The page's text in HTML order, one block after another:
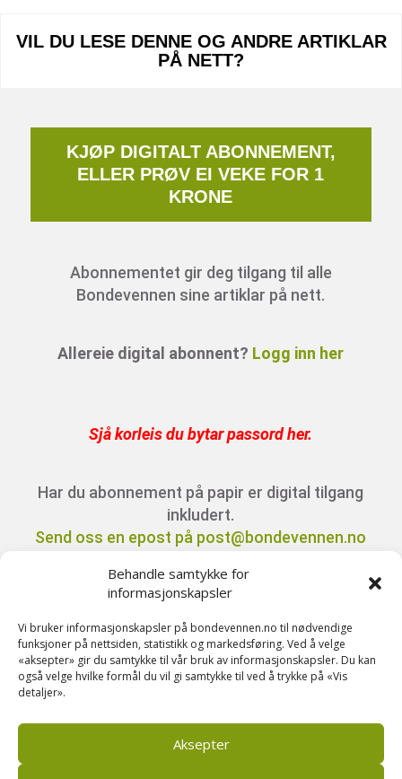
Behandle samtykke for
informasjonskapsler
Vi bruker informasjonskapsler på bondevennen.no til nødvendige
funksjoner på nettsiden, statistikk og markedsføring. Ved å velge
«aksepter» gir du samtykke til vår bruk av informasjonskapsler. Du kan
også velge hvilke formål du vil gi samtykke til ved å trykke på «Vis
detaljer».
Aksepter
VIL DU LESE DENNE OG ANDRE ARTIKLAR
PÅ NETT?
KJØP DIGITALT ABONNEMENT,
ELLER PRØV EI VEKE FOR 1
KRONE
Abonnementet gir deg tilgang til alle
Bondevennen sine artiklar på nett.
Allereie digital abonnent? Logg inn her
Sjå korleis du bytar passord her.
Har du abonnement på papir er digital tilgang
inkludert.
Send oss en epost på post@bondevennen.no
Kontakt oss på telefon 51 88 72 61 eller send
ein e-post til
post@bondevennen.no.